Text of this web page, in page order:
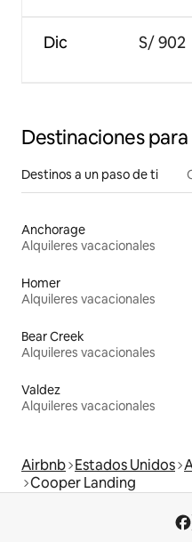
Dic S/ 902
Destinaciones
Destinos a un paso de ti
Anchorage
Alquileres vacacionales
Homer
Alquileres vacacionales
Bear Creek
Alquileres vacacionales
Valdez
Alquileres vacacionales
Airbnb Estados Unidos
Cooper Landing